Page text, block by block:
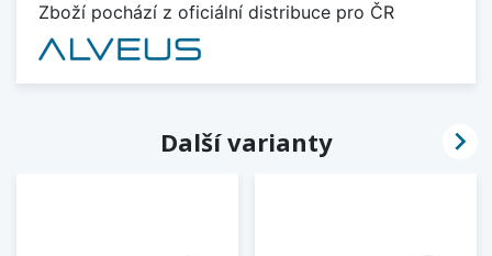
Zboží pochází z oficiální distribuce pro ČR
Další varianty 